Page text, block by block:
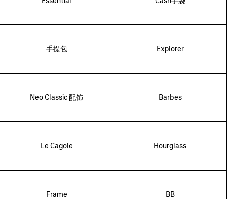
手提包 Explorer
Neo Classic 配饰 Barbes
Le Cagole Hourglass
Frame BB